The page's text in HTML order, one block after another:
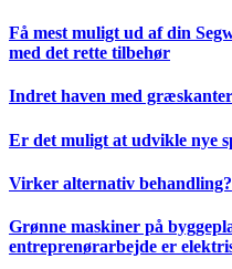
Få mest muligt ud af din
med det rette tilbehør
Indret haven med
Er det muligt at udvikle nye
Virker alternativ behandling?
Grønne maskiner på
entreprenørarbejde er